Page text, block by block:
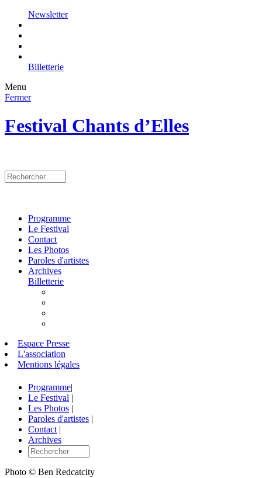
Newsletter
Billetterie
Menu
Fermer
Festival Chants d’Elles
Programme
Le Festival
Contact
Les Photos
Paroles d'artistes
Archives
Billetterie
Espace Presse
L'association
Mentions légales
Programme|
Le Festival |
Les Photos |
Paroles d'artistes |
Contact |
Archives
Photo © Ben Redcatcity